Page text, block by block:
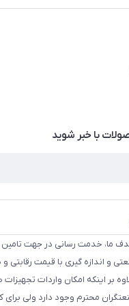
کوچه خوشدل، پلاک 1، طبقه 4
با‌ خبر شوید
ما، خدمت رسانی در جهت تامین
و اندازه گیری با قیمت رقابتی
بر اینکه امکان واردات
محترم وجود دارد ولی